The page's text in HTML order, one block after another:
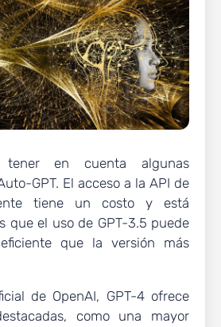
tener en cuenta algunas
GPT. El acceso a la API de
tiene un costo y está
que el uso de GPT-3.5 puede
que la versión más
de OpenAI, GPT-4 ofrece
como una mayor